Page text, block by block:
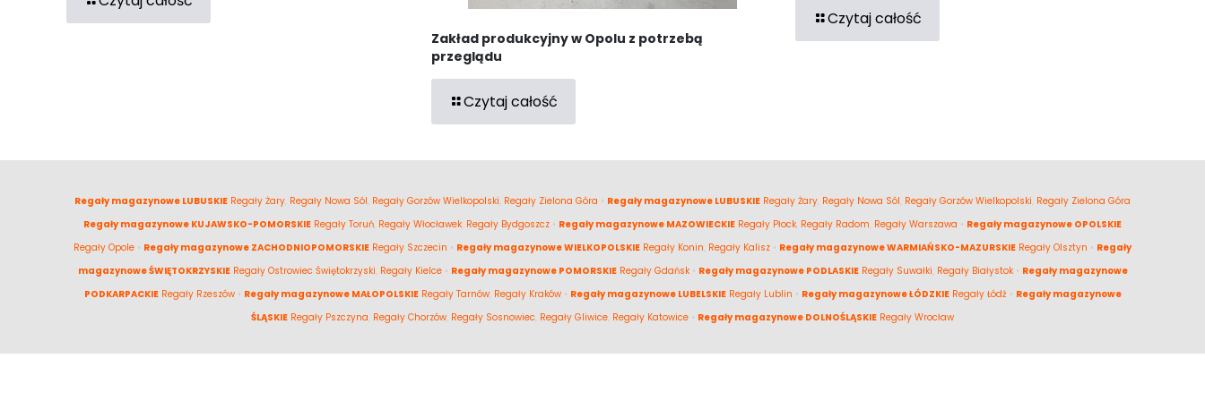
Zakład produkcyjny w Opolu z potrzebą
przeglądu
Czytaj całość
Czytaj całość
Regały magazynowe LUBUSKIE Regały Żary Regały Nowa Sól Regały Gorzów Wielkopolski Regały Zielona Góra • Regały magazynowe LUBUSKIE Regały Żary Regały Nowa Sól Regały Gorzów Wielkopolski Regały Zielona Góra
Regały magazynowe KUJAWSKO-POMORSKIE Regały Toruń Regały Włocławek Regały Bydgoszcz • Regały magazynowe MAZOWIECKIE Regały Płock Regały Radom Regały Warszawa • Regały magazynowe OPOLSKIE
Regały Opole • Regały magazynowe ZACHODNIOPOMORSKIE Regały Szczecin • Regały magazynowe WIELKOPOLSKIE Regały Konin Regały Kalisz • Regały magazynowe WARMIAŃSKO-MAZURSKIE Regały Olsztyn • Regały
magazynowe ŚWIĘTOKRZYSKIE Regały Ostrowiec Świętokrzyski Regały Kielce• Regały magazynowe POMORSKIE Regały Gdańsk• Regały magazynowe PODLASKIE Regały Suwałki Regały Białystok• Regały magazynowe
PODKARPACKIE Regały Rzeszów• Regały magazynowe MAŁOPOLSKIE Regały Tarnów, Regały Kraków• Regały magazynowe LUBELSKIE Regały Lublin • Regały magazynowe ŁÓDZKIE Regały Łódź• Regały magazynowe
ŚLĄSKIE Regały Pszczyna Regały Chorzów Regały Sosnowiec Regały Gliwice Regały Katowice • Regały magazynowe DOLNOŚLĄSKIE Regały Wrocław